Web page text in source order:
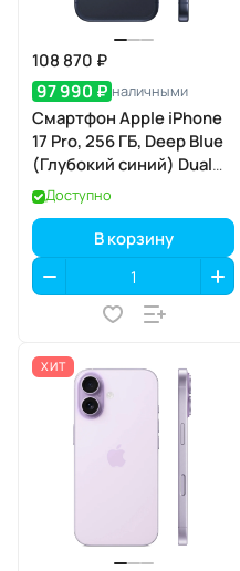
108 870 ₽
97 990 ₽ наличными
Смартфон Apple iPhone
17 Pro, 256 ГБ, Deep Blue
(Глубокий синий) Dual
eSIM
Доступно
В корзину
ХИТ